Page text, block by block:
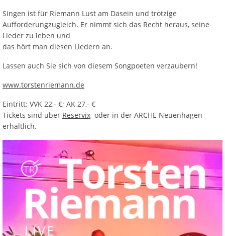
Singen ist für Riemann Lust am Dasein und trotzige
Aufforderungzugleich. Er nimmt sich das Recht heraus, seine
Lieder zu leben und
das hört man diesen Liedern an.
Lassen auch Sie sich von diesem Songpoeten verzaubern!
www.torstenriemann.de
Eintritt: VVK 22,- €; AK 27,- €
Tickets sind über Reservix oder in der ARCHE Neuenhagen
erhältlich.